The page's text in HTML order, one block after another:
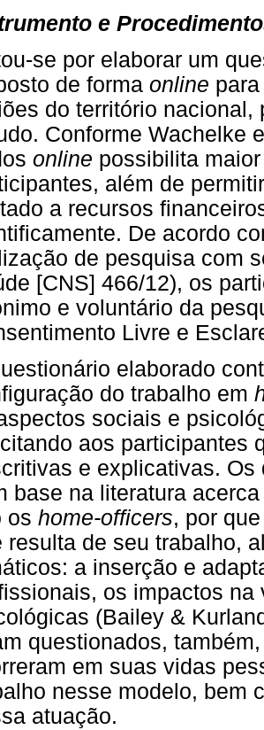
e
se por elaborar um
de forma online
do território
Conforme Wachelke
online possibilita
além de
a recursos
De acordo
de pesquisa com
[CNS] 466/12), os
e voluntário da
Livre e
elaborado
do trabalho em
sociais e
aos participantes
e explicativas.
base na literatura
os home-officers, por
resulta de seu trabalho,
a inserção e
os impactos
(Bailey &
questionados,
em suas vidas
nesse modelo, bem
atuação.